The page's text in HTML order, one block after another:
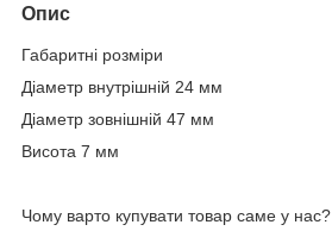
Опис
Габаритні розміри
Діаметр внутрішній 24 мм
Діаметр зовнішній 47 мм
Висота 7 мм
Чому варто купувати товар саме у нас?